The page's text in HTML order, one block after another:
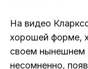
На видео
хорошей форме,
своем нынешнем
несомненно,